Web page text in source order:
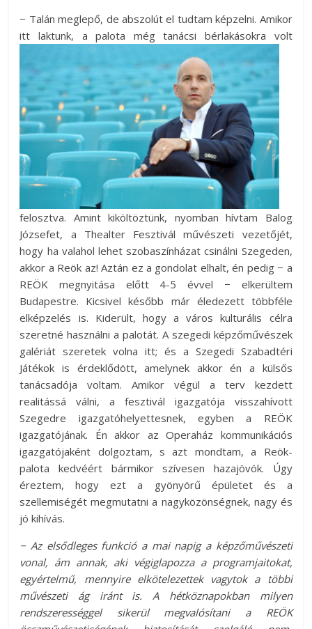
− Talán meglepő, de abszolút el tudtam képzelni. Amikor
itt laktunk, a palota még tanácsi bérlakásokra volt
felosztva. Amint kiköltöztünk, nyomban hívtam Balog
Józsefet, a Thealter Fesztivál művészeti vezetőjét,
hogy ha valahol lehet szobaszínházat csinálni Szegeden,
akkor a Reök az! Aztán ez a gondolat elhalt, én pedig − a
REÖK megnyitása előtt 4-5 évvel − elkerültem
Budapestre. Kicsivel később már éledezett többféle
elképzelés is. Kiderült, hogy a város kulturális célra
szeretné használni a palotát. A szegedi képzőművészek
galériát szeretek volna itt; és a Szegedi Szabadtéri
Játékok is érdeklődött, amelynek akkor én a külsős
tanácsadója voltam. Amikor végül a terv kezdett
realitássá válni, a fesztivál igazgatója visszahívott
Szegedre igazgatóhelyettesnek, egyben a REÖK
igazgatójának. Én akkor az Operaház kommunikációs
igazgatójaként dolgoztam, s azt mondtam, a Reök-
palota kedvéért bármikor szívesen hazajövök. Úgy
éreztem, hogy ezt a gyönyörű épületet és a
szellemiségét megmutatni a nagyközönségnek, nagy és
jó kihívás.
− Az elsődleges funkció a mai napig a képzőművészeti
vonal, ám annak, aki végiglapozza a programjaitokat,
egyértelmű, mennyire elkötelezettek vagytok a többi
művészeti ág iránt is. A hétköznapokban milyen
rendszerességgel sikerül megvalósítani a REÖK